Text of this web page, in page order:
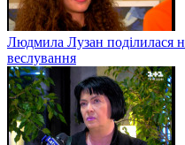
Людмила Лузан поділилася
веслування